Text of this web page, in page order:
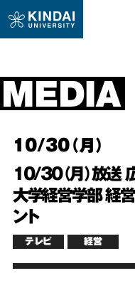
10/30（月）
10/30（月）放送
大学経営学部 経
ント
テレビ 経営